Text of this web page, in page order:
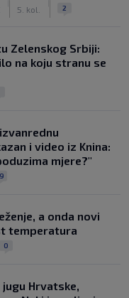
5. kol. 2
Zelenskog Srbiji:
na koju stranu se
i video iz Knina:
mjere?"
a onda novi
temperatura
0
Hrvatske,